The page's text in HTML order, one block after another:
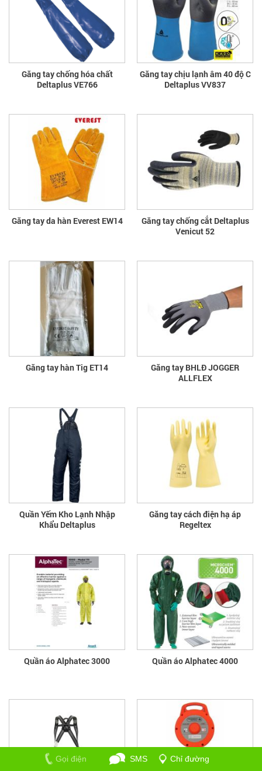
Găng tay chống hóa chất
Deltaplus VE766
Găng tay chịu lạnh âm 40 độ C
Deltaplus VV837
Găng tay da hàn Everest EW14
Găng tay chống cắt Deltaplus
Venicut 52
Găng tay hàn Tig ET14
Găng tay BHLĐ JOGGER
ALLFLEX
Quần Yếm Kho Lạnh Nhập
Khẩu Deltaplus
Găng tay cách điện hạ áp
Regeltex
Quần áo Alphatec 3000 Quần áo Alphatec 4000
Gọi điện SMS Chỉ đường